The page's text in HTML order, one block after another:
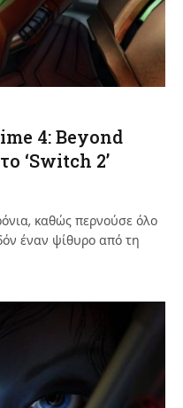
4: Beyond
‘Switch 2’
καθώς περνούσε όλο
έναν ψίθυρο από τη